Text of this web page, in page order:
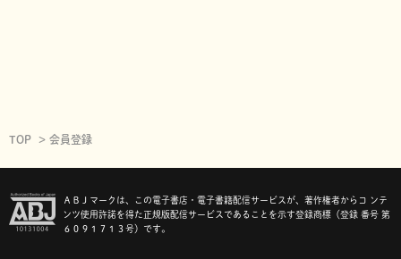
TOP 会員登録
ＡＢＪマークは、この電子書店・電子書籍配信サービスが、著作権者からコ ンテ
ンツ使用許諾を得た正規版配信サービスであることを示す登録商標（登録 番号 第
６０９１７１３号）です。